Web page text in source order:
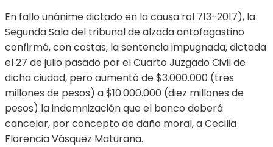
En fallo unánime dictado en la causa rol 713-2017), la
Segunda Sala del tribunal de alzada antofagastino
confirmó, con costas, la sentencia impugnada, dictada
el 27 de julio pasado por el Cuarto Juzgado Civil de
dicha ciudad, pero aumentó de $3.000.000 (tres
millones de pesos) a $10.000.000 (diez millones de
pesos) la indemnización que el banco deberá
cancelar, por concepto de daño moral, a Cecilia
Florencia Vásquez Maturana.